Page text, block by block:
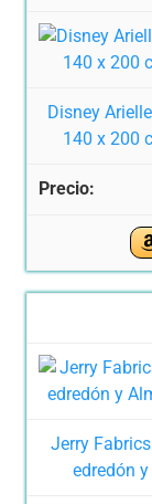
Disney
140 x 200
Jerry
edredón